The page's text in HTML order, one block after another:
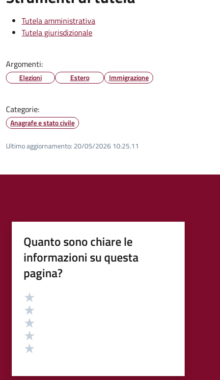
Tutela amministrativa
Tutela giurisdizionale
Argomenti:
Elezioni Estero Immigrazione
Categorie:
Anagrafe e stato civile
Ultimo aggiornamento: 20/05/2026 10:25.11
Quanto sono chiare le
informazioni su questa
pagina?
Valutazione